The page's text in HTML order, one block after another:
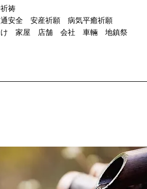
祷
安全 安産祈願 病気平癒祈願
け 家屋 店舗 会社 車輛 地鎮祭